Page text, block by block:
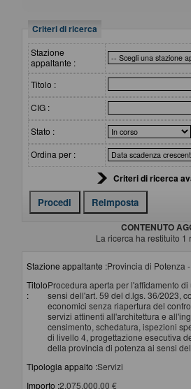
Criteri di ricerca
Stazione
appaltante :
Titolo :
CIG :
Stato :
Ordina per :
Criteri di ricerca
CONTENUTO
La ricerca ha restituito 1
Stazione appaltante :Provincia di Potenza
Titolo
:
Procedura aperta per l'affidamento
sensi dell'art. 59 del d.lgs. 36/2023,
economici senza riapertura del
servizi attinenti all'architettura e
censimento, schedatura, ispezioni
di livello 4, progettazione esecutiva
della provincia di potenza ai sensi
Tipologia appalto :Servizi
Importo :2.075.000,00 €